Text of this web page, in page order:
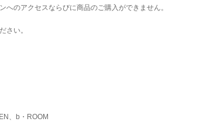
へのアクセスならびに商品のご購入ができません。
さい。
、b・ROOM